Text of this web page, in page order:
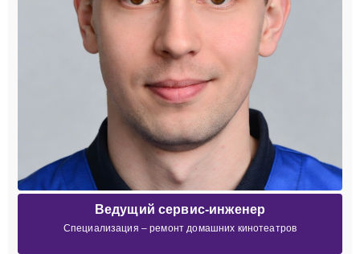
Ведущий сервис-инженер
Специализация – ремонт домашних кинотеатров